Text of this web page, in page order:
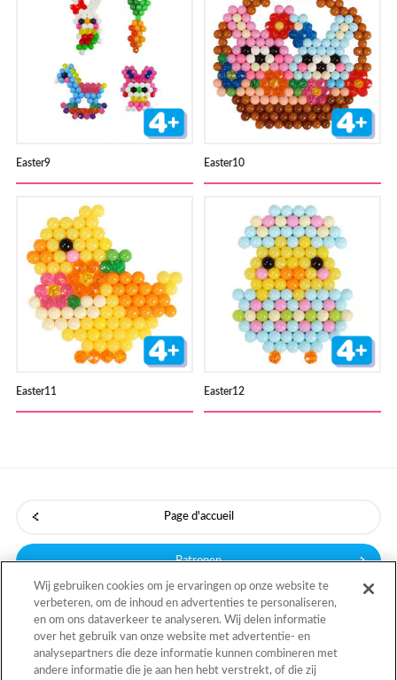
Easter9 Easter10
Easter11 Easter12
Page d'accueil
Patronen
Terug naar boven
Wij gebruiken cookies om je ervaringen op onze website te
verbeteren, om de inhoud en advertenties te personaliseren,
en om ons dataverkeer te analyseren. Wij delen informatie
over het gebruik van onze website met advertentie- en
analysepartners die deze informatie kunnen combineren met
andere informatie die je aan hen hebt verstrekt, of die zij